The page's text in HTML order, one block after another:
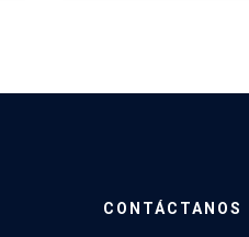
CONTÁCTANOS